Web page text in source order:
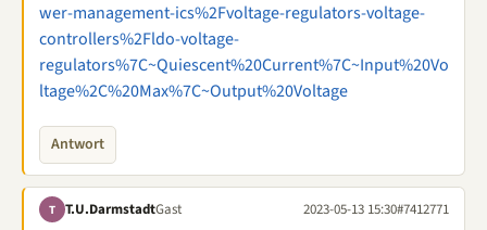
wer-management-ics%2Fvoltage-regulators-voltage-
controllers%2Fldo-voltage-
regulators%7C~Quiescent%20Current%7C~Input%20Vo
ltage%2C%20Max%7C~Output%20Voltage
Antwort
T T.U.DarmstadtGast 2023-05-13 15:30#7412771